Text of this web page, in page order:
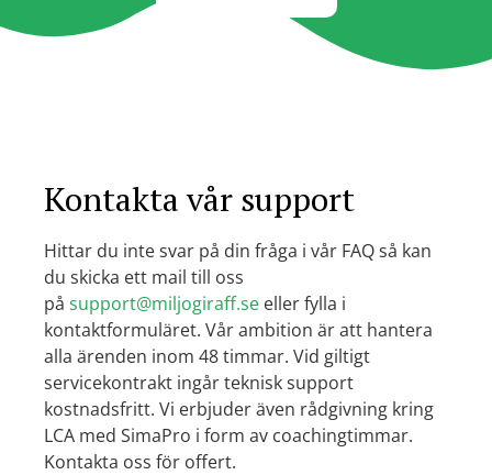
Kontakta vår support
Hittar du inte svar på din fråga i vår FAQ så kan
du skicka ett mail till oss
på support@miljogiraff.se eller fylla i
kontaktformuläret. Vår ambition är att hantera
alla ärenden inom 48 timmar. Vid giltigt
servicekontrakt ingår teknisk support
kostnadsfritt. Vi erbjuder även rådgivning kring
LCA med SimaPro i form av coachingtimmar.
Kontakta oss för offert.